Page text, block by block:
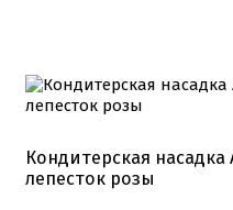
Кондитерская насадка
лепесток розы